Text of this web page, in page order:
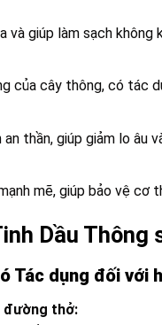
và giúp làm sạch
của cây thông, có tác
thần, giúp giảm lo âu
mẽ, giúp bảo vệ cơ
Dầu
Tác dụng đối với
đường thở: